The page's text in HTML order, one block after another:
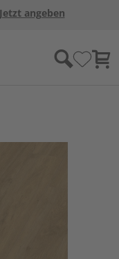
Jetzt angeben